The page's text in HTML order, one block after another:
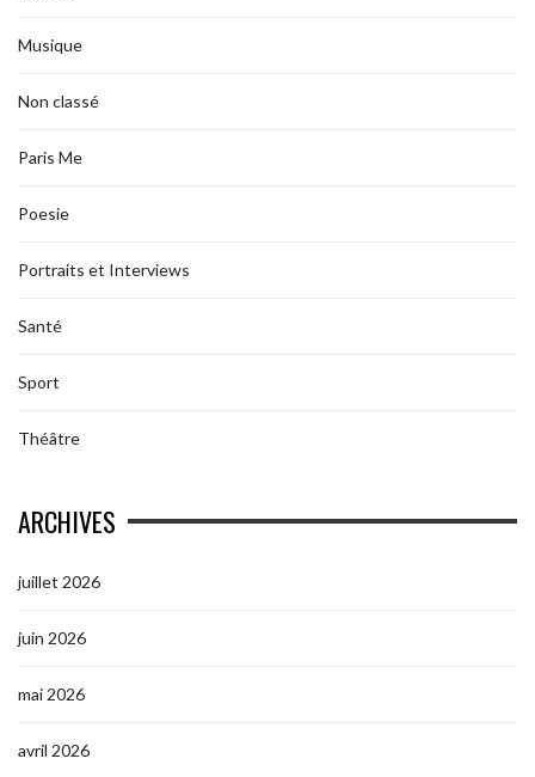
Musique
Non classé
Paris Me
Poesie
Portraits et Interviews
Santé
Sport
Théâtre
ARCHIVES
juillet 2026
juin 2026
mai 2026
avril 2026